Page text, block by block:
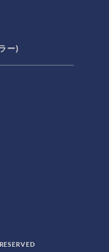
ー)